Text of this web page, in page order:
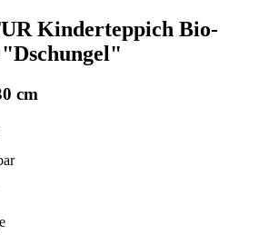
Kinderteppich Bio-
cm